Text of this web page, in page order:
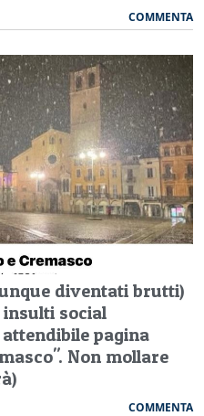
COMMENTA
diventati brutti)
insulti social
pagina
Non mollare
COMMENTA